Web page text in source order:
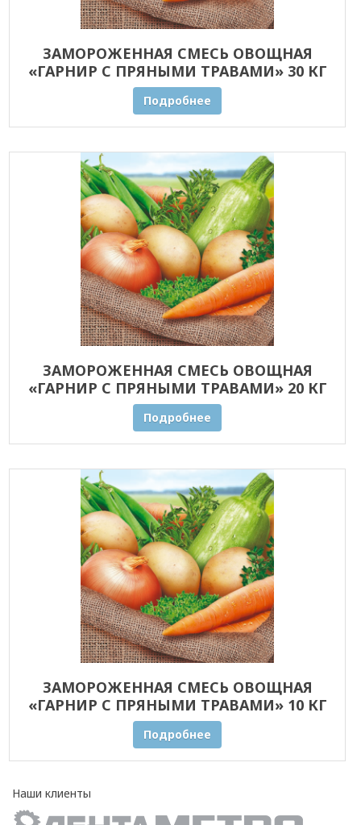
ЗАМОРОЖЕННАЯ СМЕСЬ ОВОЩНАЯ
«ГАРНИР С ПРЯНЫМИ ТРАВАМИ» 30 КГ
ОПТОМ
Подробнее
ЗАМОРОЖЕННАЯ СМЕСЬ ОВОЩНАЯ
«ГАРНИР С ПРЯНЫМИ ТРАВАМИ» 20 КГ
ОПТОМ
Подробнее
ЗАМОРОЖЕННАЯ СМЕСЬ ОВОЩНАЯ
«ГАРНИР С ПРЯНЫМИ ТРАВАМИ» 10 КГ
ОПТОМ
Подробнее
Наши клиенты